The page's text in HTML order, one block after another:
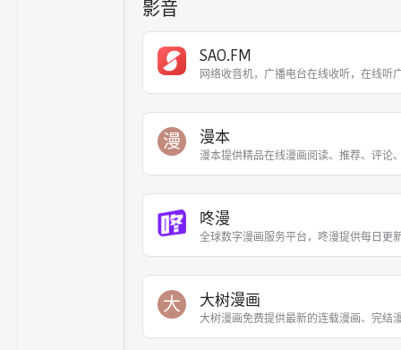
影音
SAO.FM
网络收音机，广播电台在线收听，在线听
漫 漫本
漫本提供精品在线漫画阅读、推荐、评论
咚漫
全球数字漫画服务平台，咚漫提供每日更
大 大树漫画
大树漫画免费提供最新的连载漫画、完结